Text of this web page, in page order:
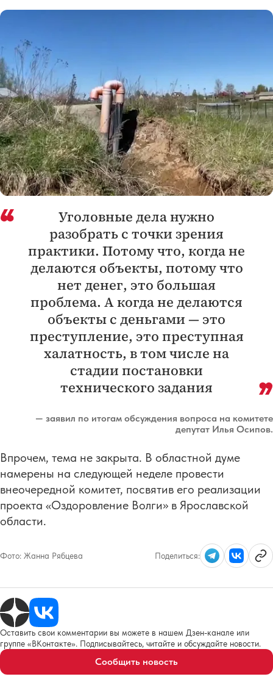
Уголовные дела нужно
разобрать с точки зрения
практики. Потому что, когда не
делаются объекты, потому что
нет денег, это большая
проблема. А когда не делаются
объекты с деньгами — это
преступление, это преступная
халатность, в том числе на
стадии постановки
технического задания
— заявил по итогам обсуждения вопроса на комитете
депутат Илья Осипов.
Впрочем, тема не закрыта. В областной думе
намерены на следующей неделе провести
внеочередной комитет, посвятив его реализации
проекта «Оздоровление Волги» в Ярославской
области.
Фото: Жанна Рябцева Поделиться:
Оставить свои комментарии вы можете в нашем Дзен-канале или
группе «ВКонтакте». Подписывайтесь, читайте и обсуждайте новости.
Сообщить новость